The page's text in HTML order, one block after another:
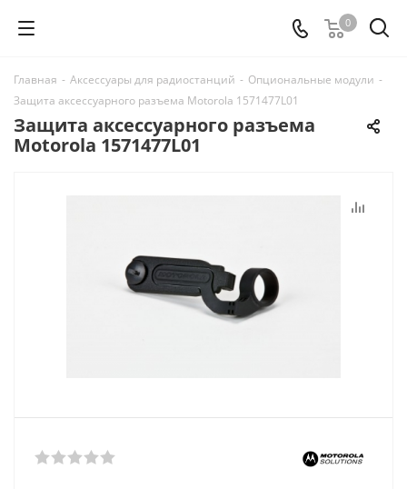
0
Главная - Аксессуары для радиостанций - Опциональные модули -
Защита аксессуарного разъема Motorola 1571477L01
Защита аксессуарного разъема
Motorola 1571477L01